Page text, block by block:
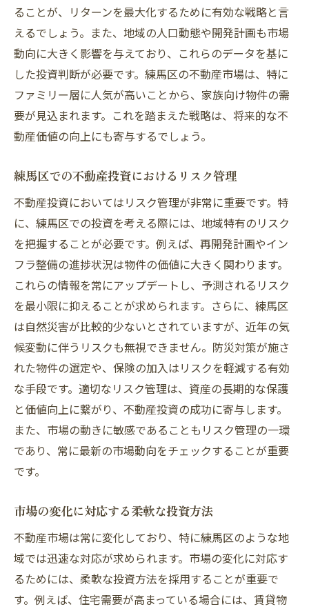
ることが、リターンを最大化するために有効な戦略と言
えるでしょう。また、地域の人口動態や開発計画も市場
動向に大きく影響を与えており、これらのデータを基に
した投資判断が必要です。練馬区の不動産市場は、特に
ファミリー層に人気が高いことから、家族向け物件の需
要が見込まれます。これを踏まえた戦略は、将来的な不
動産価値の向上にも寄与するでしょう。
練馬区での不動産投資におけるリスク管理
不動産投資においてはリスク管理が非常に重要です。特
に、練馬区での投資を考える際には、地域特有のリスク
を把握することが必要です。例えば、再開発計画やイン
フラ整備の進捗状況は物件の価値に大きく関わります。
これらの情報を常にアップデートし、予測されるリスク
を最小限に抑えることが求められます。さらに、練馬区
は自然災害が比較的少ないとされていますが、近年の気
候変動に伴うリスクも無視できません。防災対策が施さ
れた物件の選定や、保険の加入はリスクを軽減する有効
な手段です。適切なリスク管理は、資産の長期的な保護
と価値向上に繋がり、不動産投資の成功に寄与します。
また、市場の動きに敏感であることもリスク管理の一環
であり、常に最新の市場動向をチェックすることが重要
です。
市場の変化に対応する柔軟な投資方法
不動産市場は常に変化しており、特に練馬区のような地
域では迅速な対応が求められます。市場の変化に対応す
るためには、柔軟な投資方法を採用することが重要で
す。例えば、住宅需要が高まっている場合には、賃貸物